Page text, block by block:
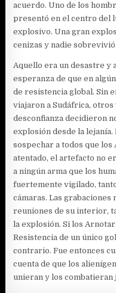
acuerdo. Uno de los
presentó en el centro del
explosivo. Una gran
cenizas y nadie sobrevivió.
Aquello era un desastre y
esperanza de que en
de resistencia global. Sin
viajaron a Sudáfrica,
desconfianza decidieron
explosión desde la
sospechar a todos que
atentado, el artefacto no
a ningún arma que los
fuertemente vigilado,
cámaras. Las
reuniones de su interior,
la explosión. Si los
Resistencia de un único
contrario. Fue entonces
cuenta de que los
unieran y los combatieran